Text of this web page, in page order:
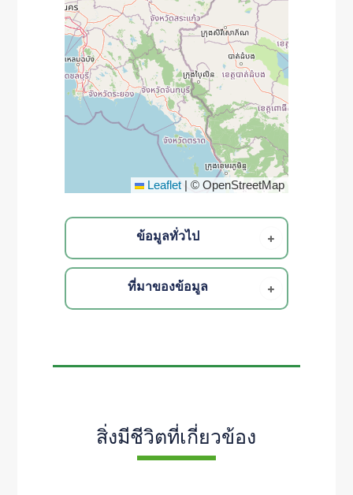
Leaflet © OpenStreetMap
ข้อมูลทั่วไป
ที่มาของข้อมูล
สิ่งมีชีวิตที่เกี่ยวข้อง